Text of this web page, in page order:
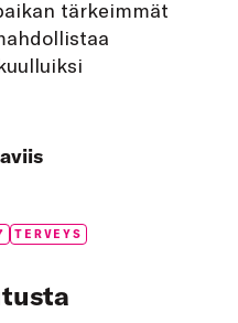
tärkeimmät
TERVEYS